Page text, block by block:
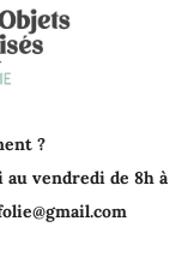
?
au vendredi de 8h à